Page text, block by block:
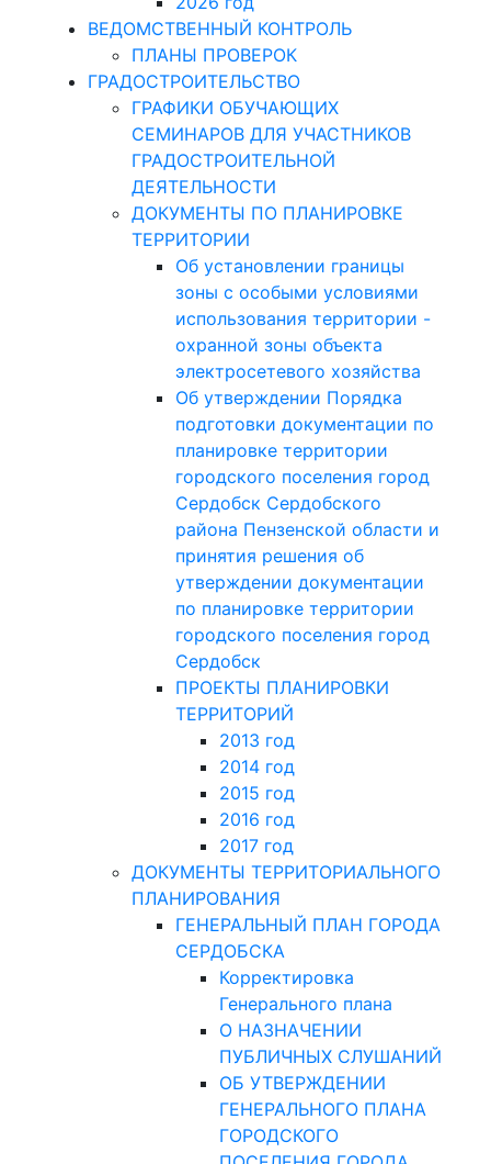
ВЕДОМСТВЕННЫЙ КОНТРОЛЬ
ПЛАНЫ ПРОВЕРОК
ГРАДОСТРОИТЕЛЬСТВО
ГРАФИКИ ОБУЧАЮЩИХ
СЕМИНАРОВ ДЛЯ УЧАСТНИКОВ
ГРАДОСТРОИТЕЛЬНОЙ
ДЕЯТЕЛЬНОСТИ
ДОКУМЕНТЫ ПО ПЛАНИРОВКЕ
ТЕРРИТОРИИ
Об установлении границы
зоны с особыми условиями
использования территории -
охранной зоны объекта
электросетевого хозяйства
Об утверждении Порядка
подготовки документации по
планировке территории
городского поселения город
Сердобск Сердобского
района Пензенской области и
принятия решения об
утверждении документации
по планировке территории
городского поселения город
Сердобск
ПРОЕКТЫ ПЛАНИРОВКИ
ТЕРРИТОРИЙ
2013 год
2014 год
2015 год
2016 год
2017 год
ДОКУМЕНТЫ ТЕРРИТОРИАЛЬНОГО
ПЛАНИРОВАНИЯ
ГЕНЕРАЛЬНЫЙ ПЛАН ГОРОДА
СЕРДОБСКА
Корректировка
Генерального плана
О НАЗНАЧЕНИИ
ПУБЛИЧНЫХ СЛУШАНИЙ
ОБ УТВЕРЖДЕНИИ
ГЕНЕРАЛЬНОГО ПЛАНА
ГОРОДСКОГО